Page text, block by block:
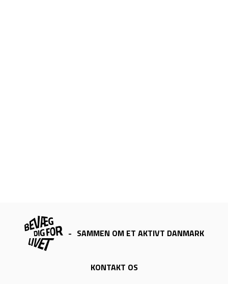
- SAMMEN OM ET AKTIVT DANMARK
KONTAKT OS